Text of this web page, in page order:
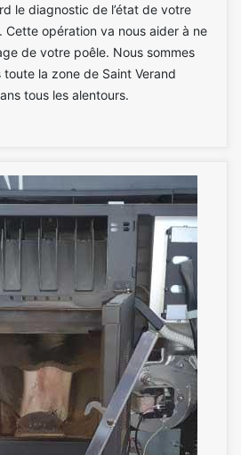
le diagnostic de l’état de votre
opération va nous aider à ne
de votre poêle. Nous sommes
la zone de Saint Verand
tous les alentours.